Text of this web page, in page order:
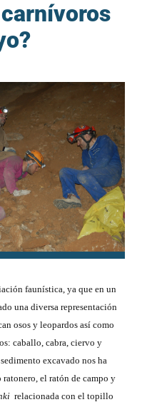
faunística, ya que en un
una diversa representación
osos y leopardos así como
caballo, cabra, ciervo y
excavado nos ha
el ratón de campo y
relacionada con el topillo